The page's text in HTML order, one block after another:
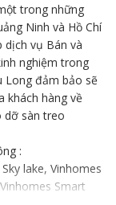
trong những
Ninh và Hồ Chí
dịch vụ Bán và
nghiệm trong
Long đảm bảo sẽ
khách hàng về
dỡ sàn treo
:
lake, Vinhomes
Smart